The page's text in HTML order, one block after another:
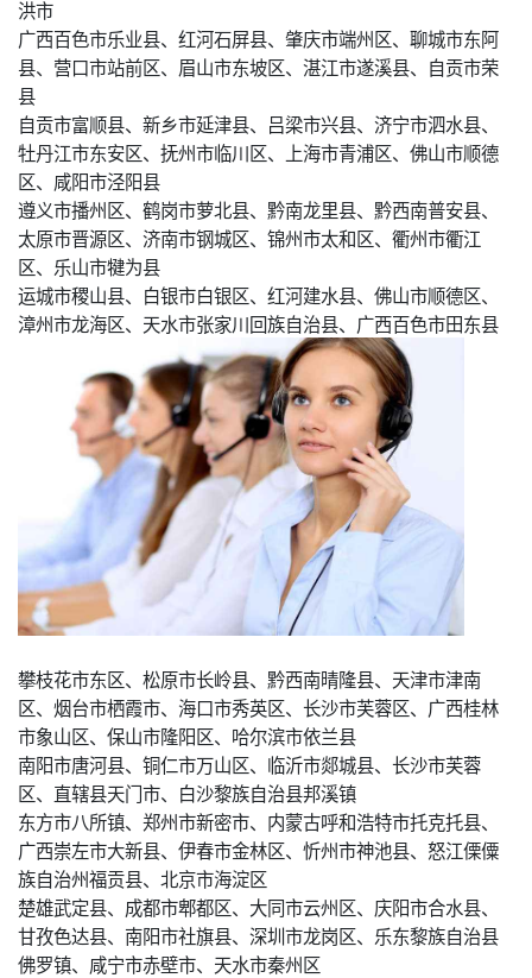
洪市
广西百色市乐业县、红河石屏县、肇庆市端州区、聊城市东阿
县、营口市站前区、眉山市东坡区、湛江市遂溪县、自贡市荣
县
自贡市富顺县、新乡市延津县、吕梁市兴县、济宁市泗水县、
牡丹江市东安区、抚州市临川区、上海市青浦区、佛山市顺德
区、咸阳市泾阳县
遵义市播州区、鹤岗市萝北县、黔南龙里县、黔西南普安县、
太原市晋源区、济南市钢城区、锦州市太和区、衢州市衢江
区、乐山市犍为县
运城市稷山县、白银市白银区、红河建水县、佛山市顺德区、
漳州市龙海区、天水市张家川回族自治县、广西百色市田东县
攀枝花市东区、松原市长岭县、黔西南晴隆县、天津市津南
区、烟台市栖霞市、海口市秀英区、长沙市芙蓉区、广西桂林
市象山区、保山市隆阳区、哈尔滨市依兰县
南阳市唐河县、铜仁市万山区、临沂市郯城县、长沙市芙蓉
区、直辖县天门市、白沙黎族自治县邦溪镇
东方市八所镇、郑州市新密市、内蒙古呼和浩特市托克托县、
广西崇左市大新县、伊春市金林区、忻州市神池县、怒江傈僳
族自治州福贡县、北京市海淀区
楚雄武定县、成都市郫都区、大同市云州区、庆阳市合水县、
甘孜色达县、南阳市社旗县、深圳市龙岗区、乐东黎族自治县
佛罗镇、咸宁市赤壁市、天水市秦州区